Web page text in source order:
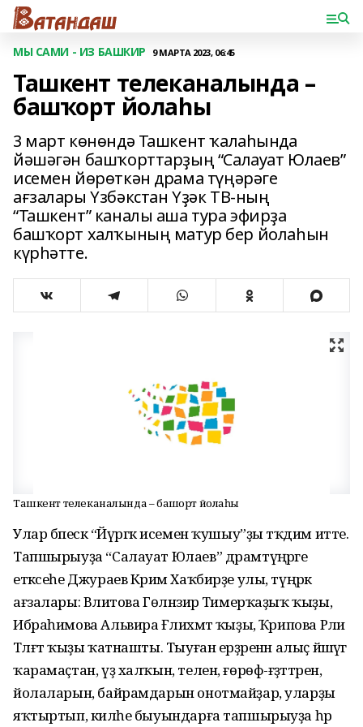
МЫ САМИ - ИЗ БАШКИР 9 МАРТА 2023, 06:45
Ташкент телеканалында –
башҡорт йолаһы
3 март көнөндә Ташкент ҡалаһында
йәшәгән башҡорттарҙың “Салауат Юлаев”
исемен йөрөткән драма түңәрәге
ағзалары Үзбәкстан Үҙәк ТВ-ның
“Ташкент” каналы аша тура эфирҙа
башҡорт халҡының матур бер йолаһын
күрһәтте.
Ташкент телеканалында – башҡорт йолаһы
Улар бәпескә “Йүргәк исемен ҡушыу”ҙы тәҡдим итте.
Тапшырыуҙа “Салауат Юлаев” драмтүңәрәге
етәксеһе Джураев Кәрим Хаҡбирҙе улы, түңәрәк
ағзалары: Вәлитова Гөлнәзирә Тимерҡаҙыҡ ҡыҙы,
Ибраһимова Альвира Ғәлиәхмәт ҡыҙы, Ҡәрипова Рәлиә
Тәлғәт ҡыҙы ҡатнашты. Тыуған ерҙәренән алыҫ йәшәүгә
ҡарамаҫтан, үҙ халҡын, телен, ғөрөф-ғәҙәттәрен,
йолаларын, байрамдарын онотмайҙар, уларҙы
яҡтыртып, киләһе быуындарға тапшырыуҙа һәр